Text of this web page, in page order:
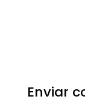
Enviar